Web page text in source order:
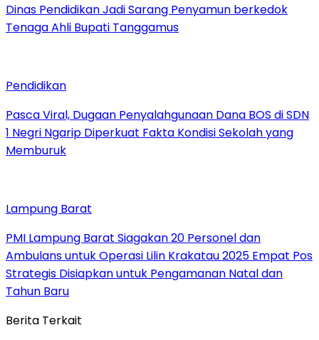
Dinas Pendidikan Jadi Sarang Penyamun berkedok
Tenaga Ahli Bupati Tanggamus
Pendidikan
Pasca Viral, Dugaan Penyalahgunaan Dana BOS di SDN
1 Negri Ngarip Diperkuat Fakta Kondisi Sekolah yang
Memburuk
Lampung Barat
PMI Lampung Barat Siagakan 20 Personel dan
Ambulans untuk Operasi Lilin Krakatau 2025 Empat Pos
Strategis Disiapkan untuk Pengamanan Natal dan
Tahun Baru
Berita Terkait